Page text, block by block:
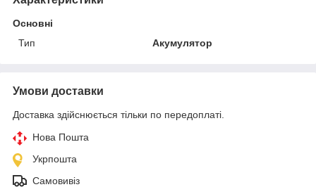
Основні
Тип
Акумулятор
Умови доставки
Доставка здійснюється тільки по передоплаті.
Нова Пошта
Укрпошта
Самовивіз